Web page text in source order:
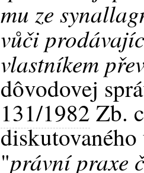
mu ze
vůči
vlastníkem
dôvodovej
131/1982Zb.
"právní praxe